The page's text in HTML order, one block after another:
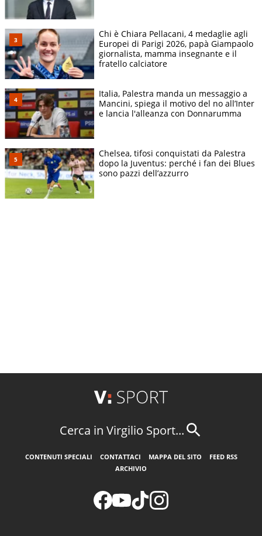
Chi è Chiara Pellacani, 4 medaglie agli
Europei di Parigi 2026, papà Giampaolo
giornalista, mamma insegnante e il
fratello calciatore
Italia, Palestra manda un messaggio a
Mancini, spiega il motivo del no all’Inter
e lancia l'alleanza con Donnarumma
Chelsea, tifosi conquistati da Palestra
dopo la Juventus: perché i fan dei Blues
sono pazzi dell’azzurro
Cerca in Virgilio Sport...
CONTENUTI SPECIALI CONTATTACI MAPPA DEL SITO
FEED RSS
ARCHIVIO